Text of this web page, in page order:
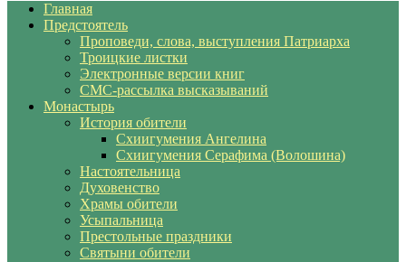
Главная
Предстоятель
Проповеди, слова, выступления Патриарха
Троицкие листки
Электронные версии книг
СМС-рассылка высказываний
Монастырь
История обители
Схиигумения Ангелина
Схиигумения Серафима (Волошина)
Настоятельница
Духовенство
Храмы обители
Усыпальница
Престольные праздники
Святыни обители